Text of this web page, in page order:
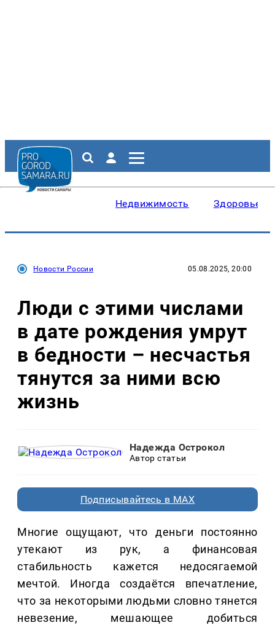
Недвижимость Здоровье
Новости России 05.08.2025, 20:00
Люди с этими числами
в дате рождения умрут
в бедности – несчастья
тянутся за ними всю
жизнь
Надежда Острокол
Автор статьи
Подписывайтесь в MAX
Многие ощущают, что деньги постоянно
утекают из рук, а финансовая
стабильность кажется недосягаемой
мечтой. Иногда создаётся впечатление,
что за некоторыми людьми словно тянется
невезение, мешающее добиться